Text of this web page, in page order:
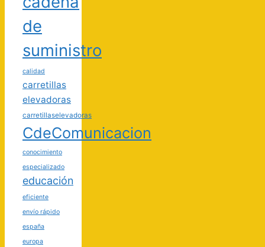
de
suministro
calidad
carretillas
elevadoras
carretillaselevadoras
CdeComunicacion
conocimiento
especializado
educación
eficiente
envío rápido
españa
europa